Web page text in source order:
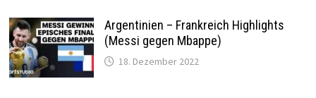
Argentinien – Frankreich Highlights
(Messi gegen Mbappe)
18. Dezember 2022